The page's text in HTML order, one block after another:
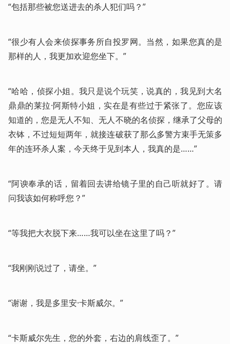
“包括那些被您送进去的杀人犯们吗？”
“很少有人会来侦探事务所自投罗网。当然，如果您真的是
那样的人，我更加欢迎您坐下。”
“哈哈，侦探小姐。我只是说个玩笑，说真的，我见到大名
鼎鼎的莱拉·阿斯特小姐，实在是有些过于紧张了。您应该
知道的，您是无人不知、无人不晓的名侦探，继承了父母的
衣钵，不过短短两年，就接连破获了那么多警方束手无策多
年的连环杀人案，今天终于见到本人，我真的是……”
“阿谀奉承的话，留着回去讲给镜子里的自己听就好了。请
问我该如何称呼您？”
“等我把大衣脱下来……我可以坐在这里了吗？”
“我刚刚说过了，请坐。”
“谢谢，我是多里安·卡斯威尔。”
“卡斯威尔先生，您的外套，右边的肩线歪了。”